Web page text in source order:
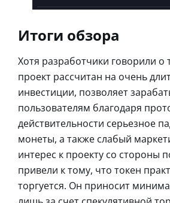
Итоги обзора
Хотя разработчики говорили о
проект рассчитан на очень
инвестиции, позволяет
пользователям благодаря
действительности серьезное
монеты, а также слабый
интерес к проекту со стороны
привели к тому, что токен
торгуется. Он приносит